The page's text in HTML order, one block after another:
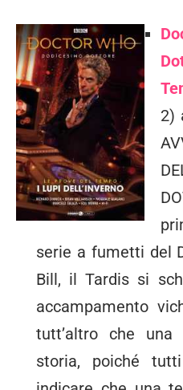
2)
serie a fumetti del
Bill, il Tardis si
accampamento
tutt’altro che
storia, poiché